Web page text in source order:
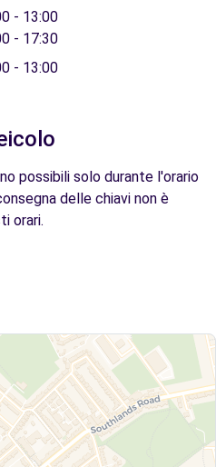
- 13:00
- 17:30
- 13:00
possibili solo durante l'orario
delle chiavi non è
orari.